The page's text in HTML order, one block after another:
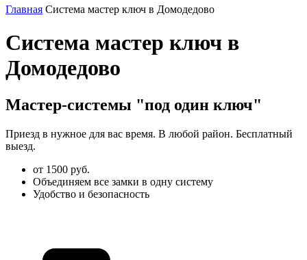
Главная Система мастер ключ в Домодедово
Система мастер ключ в
Домодедово
Мастер-системы "под один ключ"
Приезд в нужное для вас время. В любой район. Бесплатный
выезд.
от 1500 руб.
Объединяем все замки в одну систему
Удобство и безопасность